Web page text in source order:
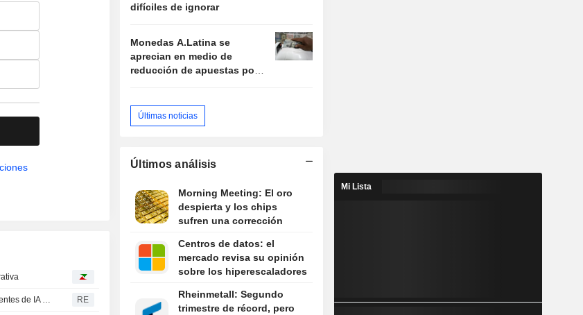
Lo que sabemos sobre las brechas de seguridad causadas por agentes de IA fuera de control RE
difíciles de ignorar
Monedas A.Latina se
aprecian en medio de
reducción de apuestas por
Últimas noticias
Últimos análisis
Morning Meeting: El oro
despierta y los chips
sufren una corrección
Centros de datos: el
mercado revisa su opinión
sobre los hiperescaladores
Rheinmetall: Segundo
trimestre de récord, pero
Mi Lista